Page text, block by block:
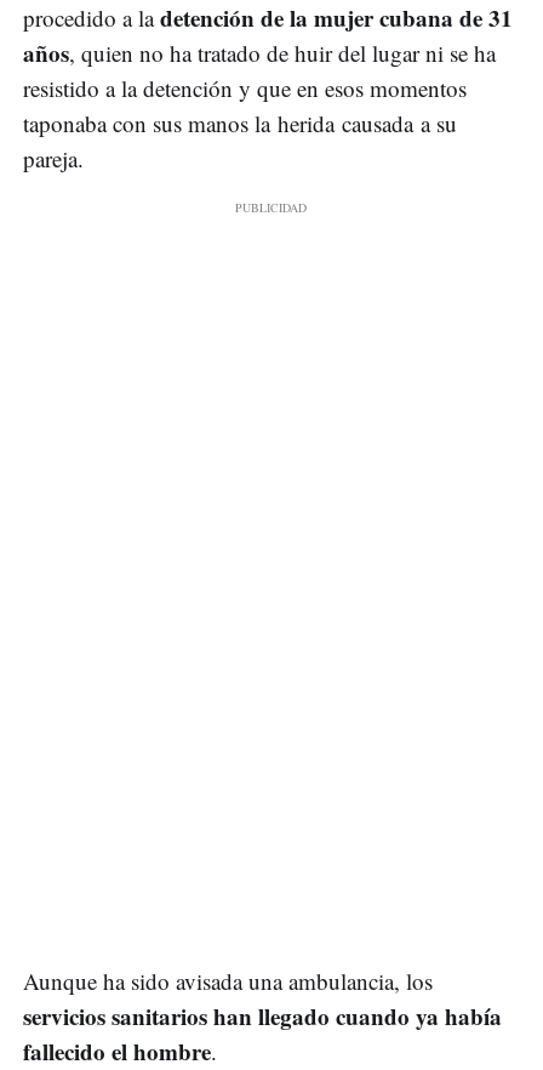
procedido a ladetención de la mujer cubana de 31
años, quien no ha tratado de huir del lugar ni se ha
resistido a la detención y que en esos momentos
taponaba con sus manos la herida causada a su
pareja.
Aunque ha sido avisada una ambulancia, los
servicios sanitarios han llegado cuando ya había
fallecido el hombre.